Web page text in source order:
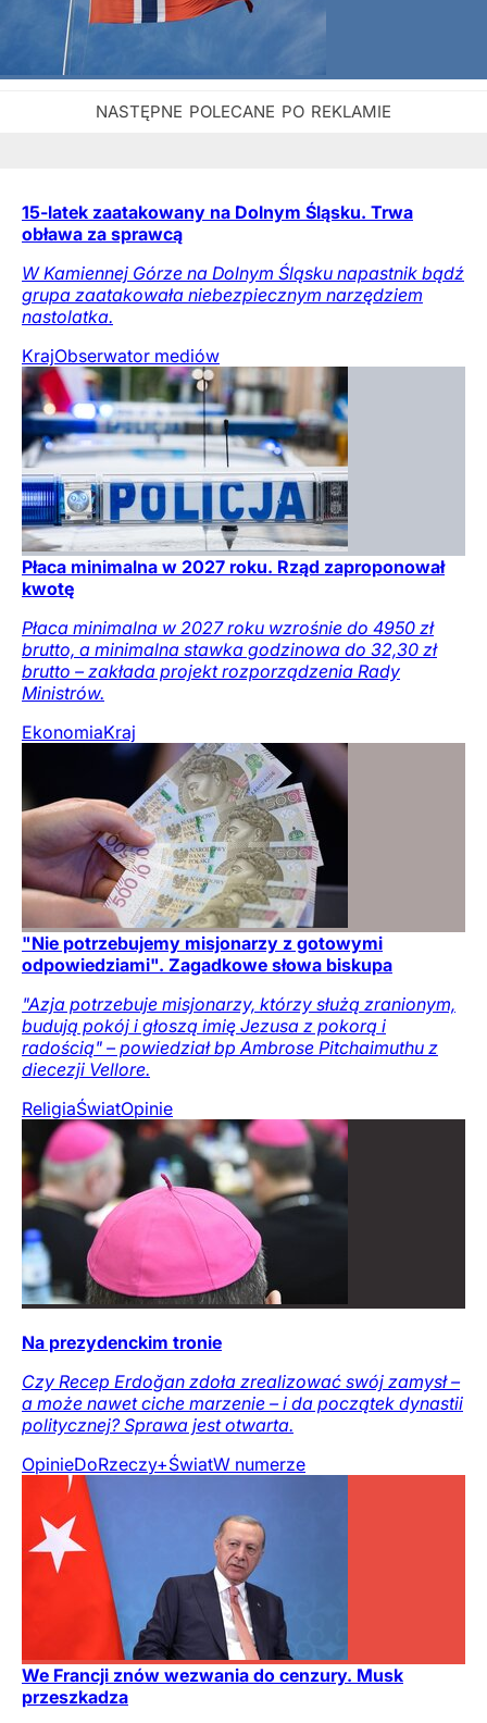
15-latek zaatakowany na Dolnym Śląsku. Trwa
obława za sprawcą
W Kamiennej Górze na Dolnym Śląsku napastnik bądź
grupa zaatakowała niebezpiecznym narzędziem
nastolatka.
KrajObserwator mediów
Płaca minimalna w 2027 roku. Rząd zaproponował
kwotę
Płaca minimalna w 2027 roku wzrośnie do 4950 zł
brutto, a minimalna stawka godzinowa do 32,30 zł
brutto – zakłada projekt rozporządzenia Rady
Ministrów.
EkonomiaKraj
"Nie potrzebujemy misjonarzy z gotowymi
odpowiedziami". Zagadkowe słowa biskupa
"Azja potrzebuje misjonarzy, którzy służą zranionym,
budują pokój i głoszą imię Jezusa z pokorą i
radością" – powiedział bp Ambrose Pitchaimuthu z
diecezji Vellore.
ReligiaŚwiatOpinie
Na prezydenckim tronie
Czy Recep Erdoğan zdoła zrealizować swój zamysł –
a może nawet ciche marzenie – i da początek dynastii
politycznej? Sprawa jest otwarta.
OpinieDoRzeczy+ŚwiatW numerze
We Francji znów wezwania do cenzury. Musk
przeszkadza